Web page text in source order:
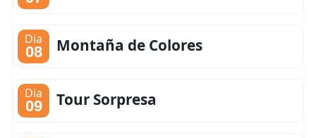
Dia
08 Montaña de Colores
Dia
09 Tour Sorpresa